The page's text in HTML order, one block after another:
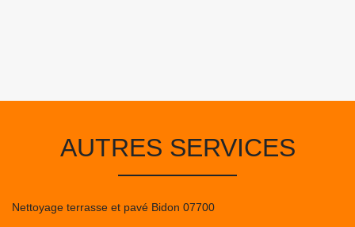
AUTRES SERVICES
Nettoyage terrasse et pavé Bidon 07700